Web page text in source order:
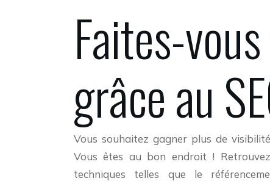
Faites-
grâce au
Vous souhaitez gagner plus de
Vous êtes au bon endroit !
techniques telles que le